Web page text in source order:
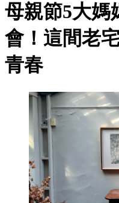
母親節5大媽
會！這間老
青春